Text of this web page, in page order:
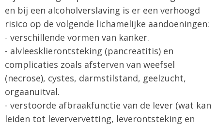
en bij een alcoholverslaving is er een verhoogd
risico op de volgende lichamelijke aandoeningen:
- verschillende vormen van kanker.
- alvleesklierontsteking (pancreatitis) en
complicaties zoals afsterven van weefsel
(necrose), cystes, darmstilstand, geelzucht,
orgaanuitval.
- verstoorde afbraakfunctie van de lever (wat kan
leiden tot leververvetting, leverontsteking en